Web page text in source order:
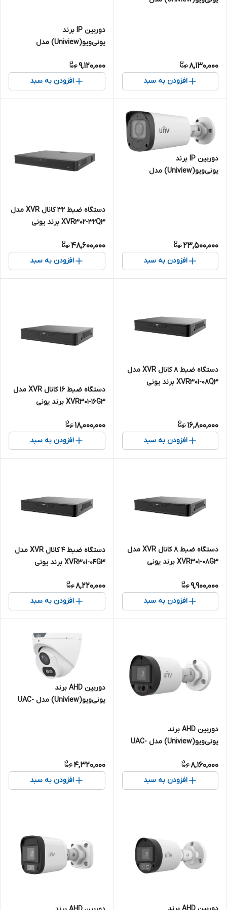
8,130,000
افزودن به سبد
دوربین IP برند
یونی‌ویو(Uniview) مدل
مگاپیکسل
9,120,000
افزودن به سبد
دوربین IP برند
یونی‌ویو(Uniview) مدل
23,500,000
افزودن به سبد
دستگاه ضبط 32 کانال XVR مدل
XVR302-32Q3 برند یونی
48,600,000
افزودن به سبد
دستگاه ضبط 8 کانال XVR مدل
XVR301-08Q3 برند یونی
16,800,000
افزودن به سبد
دستگاه ضبط 16 کانال XVR مدل
XVR301-16G3 برند یونی
18,000,000
افزودن به سبد
دستگاه ضبط 8 کانال XVR مدل
XVR301-08G3 برند یونی
9,900,000
افزودن به سبد
دستگاه ضبط 4 کانال XVR مدل
XVR301-04G3 برند یونی
8,220,000
افزودن به سبد
دوربین AHD برند
یونی‌ویو(Uniview) مدل UAC-
مگاپیکسل
8,160,000
افزودن به سبد
دوربین AHD برند
یونی‌ویو(Uniview) مدل UAC-
4,320,000
افزودن به سبد